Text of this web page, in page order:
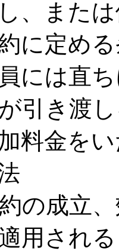
、また
に定め
には直
引き渡
料金を
の成立
用され